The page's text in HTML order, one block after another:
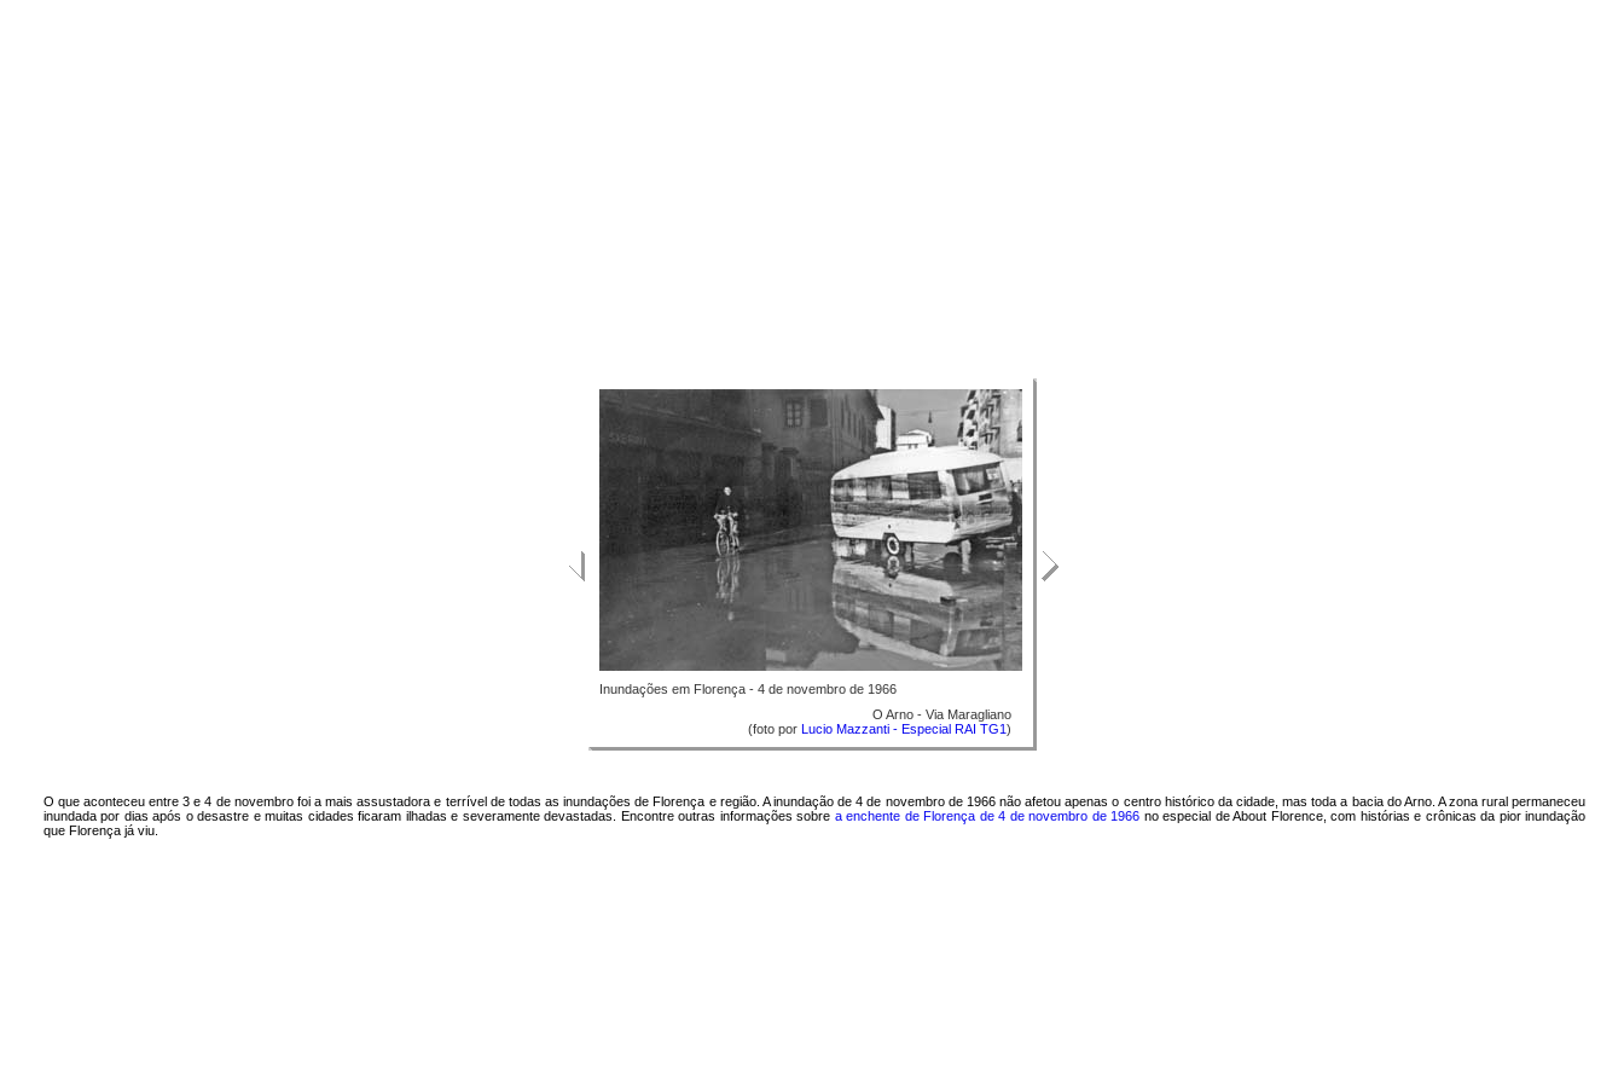
Inundações em Florença - 4 de novembro de 1966
O Arno - Via Maragliano
(foto por Lucio Mazzanti - Especial RAI TG1)
O que aconteceu entre 3 e 4 de novembro foi a mais assustadora e terrível de todas as inundações de Florença e região. A inundação de 4 de novembro de 1966 não afetou apenas o centro histórico da cidade, mas toda a bacia do Arno. A zona rural permaneceu
inundada por dias após o desastre e muitas cidades ficaram ilhadas e severamente devastadas. Encontre outras informações sobre a enchente de Florença de 4 de novembro de 1966 no especial de About Florence, com histórias e crônicas da pior inundação
que Florença já viu.